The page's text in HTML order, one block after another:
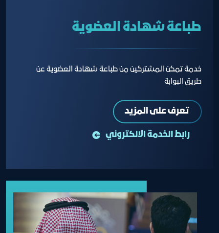
طباعة شهادة العضوية
خدمة تمكن المشتركين من طباعة شهادة العضوية عن
طريق البوابة
تعرف على المزيد
رابط الخدمة الالكتروني